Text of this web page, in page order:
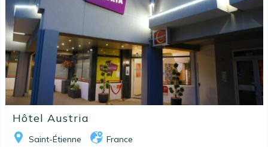
Hôtel Austria
Saint-Étienne France